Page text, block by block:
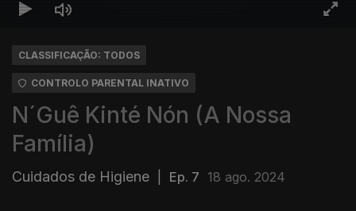
CLASSIFICAÇÃO: TODOS
CONTROLO PARENTAL INATIVO
N´Guê Kinté Nón (A Nossa
Família)
Cuidados de Higiene Ep. 7 18 ago. 2024